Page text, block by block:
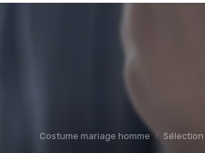
Costume mariage homme